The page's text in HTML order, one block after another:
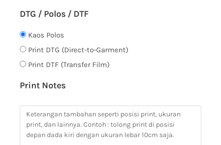
DTG / Polos / DTF
Kaos Polos
Print DTG (Direct-to-Garment)
Print DTF (Transfer Film)
Print Notes